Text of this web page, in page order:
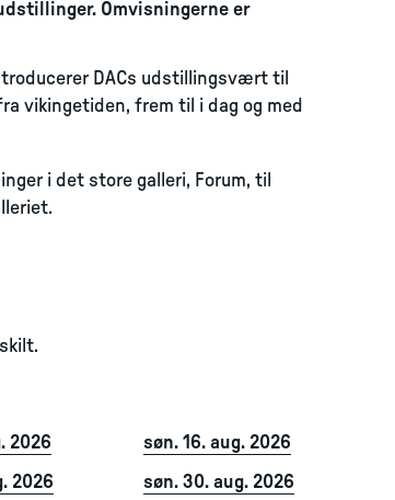
Omvisningerne er
DACs udstillingsvært til
vikingetiden, frem til i dag og med
i det store galleri, Forum, til
2026
søn. 16. aug. 2026
2026
søn. 30. aug. 2026